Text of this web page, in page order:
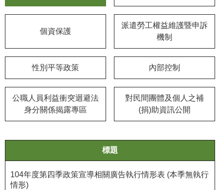
平
區
善
措
施
務
信
箱
個資保護
派遣勞工權益維護暨申訴
機制
性別平等政策 內部控制
公職人員利益衝突迴避法
身分關係揭露專區
對民間團體及個人之補
(捐)助資訊公開
標題
104年度第四季政策宣導相關廣告執行情形表 (本季無執行
情形)